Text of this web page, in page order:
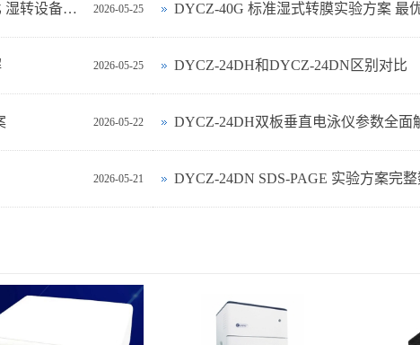
2026-05-25
DYCZ-40G 转印电泳仪选购实测对比 湿转设备怎么选不踩坑 DYCZ-40G 标准湿式转膜实验方案 最
2026-05-25 DYCZ-24DH和DYCZ-24DN区别对比
2026-05-22 DYCZ-24DH双板垂直电泳仪参数全面
2026-05-21 DYCZ‑24DN SDS‑PAGE 实验方案完